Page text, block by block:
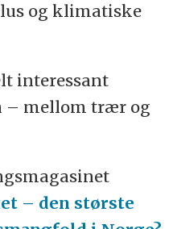
og klimatiske
interessant
– mellom trær og
– den største